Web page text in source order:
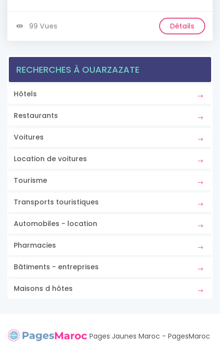
99 Vues Détails
RECHERCHES À OUARZAZATE
Hôtels
Restaurants
Voitures
Location de voitures
Tourisme
Transports touristiques
Automobiles - location
Pharmacies
Bâtiments - entreprises
Maisons d hôtes
Pages Jaunes Maroc - PagesMaroc